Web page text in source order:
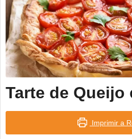
Tarte de Queijo
Imprimir a